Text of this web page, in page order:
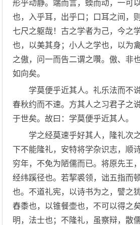
形乎动静。端而言，蝡而动，一可
也，入乎耳，出乎口；口耳之间，
七尺之躯哉！古之学者为己，今之
也，以美其身；小人之学也，以为
之傲，问一而告二谓之囋。傲、非
如向矣。
学莫便乎近其人。礼乐法而不说
春秋约而不速。方其人之习君子之
于世矣。故曰：学莫便乎近其人。
学之经莫速乎好其人，隆礼次之
下不能隆礼，安特将学杂识志，顺
穷年，不免为陋儒而已。将原先王
经纬蹊径也。若挈裘领，诎五指而
也。不道礼宪，以诗书为之，譬之
舂黍也，以锥餐壶也，不可以得之
明，法士也；不隆礼，虽察辩，散儒